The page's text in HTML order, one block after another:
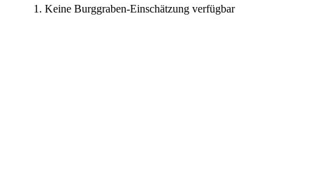
Keine Burggraben-Einschätzung verfügbar